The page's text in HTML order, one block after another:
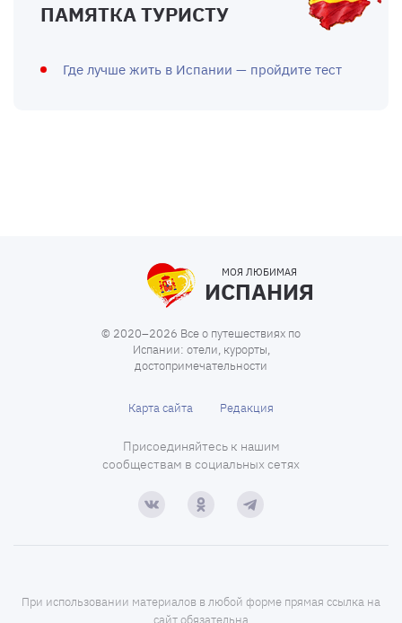
ПАМЯТКА ТУРИСТУ
Где лучше жить в Испании — пройдите тест
МОЯ ЛЮБИМАЯ
ИСПАНИЯ
© 2020–2026 Все о путешествиях по
Испании: отели, курорты,
достопримечательности
Карта сайта Редакция
Присоединяйтесь к нашим
сообществам в социальных сетях
При использовании материалов в любой форме прямая ссылка на